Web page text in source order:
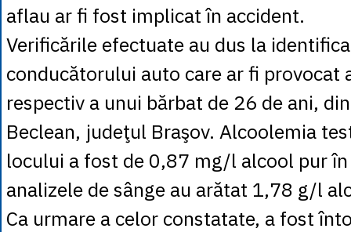
aflau ar fi fost implicat în accident.
Verificările efectuate au dus la
conducătorului auto care ar fi provocat
respectiv a unui bărbat de 26 de ani,
Beclean, judeţul Braşov. Alcoolemia
locului a fost de 0,87 mg/l alcool pur
analizele de sânge au arătat 1,78 g/l
Ca urmare a celor constatate, a fost